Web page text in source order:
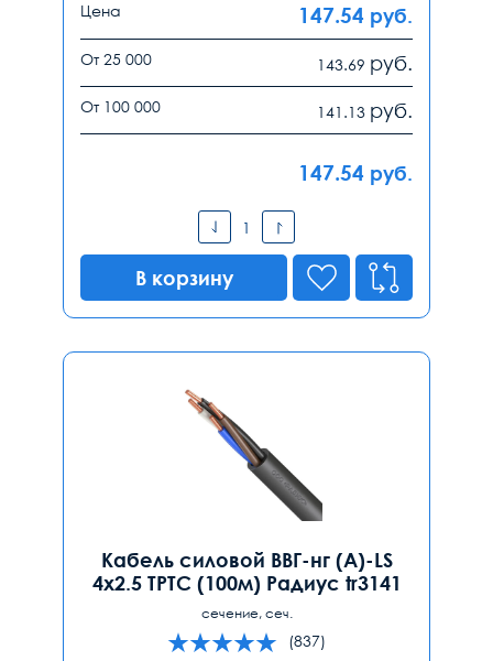
Цена 147.54 руб.
От 25 000 143.69 руб.
От 100 000 141.13 руб.
147.54 руб.
В корзину
Кабель силовой ВВГ-нг (А)-LS
4х2.5 ТРТС (100м) Радиус tr3141
сечение, сеч.
(837)